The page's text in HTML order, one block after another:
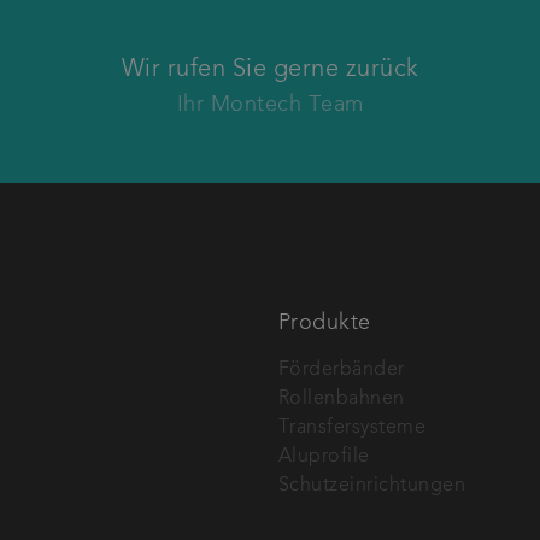
Wir rufen Sie gerne zurück
Ihr Montech Team
Wir rufen Sie zurück.
Produkte
Förderbänder
Rollenbahnen
Transfersysteme
Aluprofile
Schutzeinrichtungen